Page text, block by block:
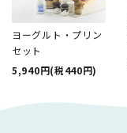
ヨーグルト・プリン
セット
5,940円(税440円)